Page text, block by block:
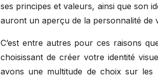
ses principes et valeurs, ainsi que son
auront un aperçu de la personnalité de
C’est entre autres pour ces raisons
choisissant de créer votre identité
avons une multitude de choix sur les